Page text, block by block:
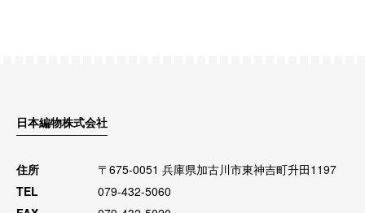
日本編物株式会社
住所
〒675-0051 兵庫県加古川市東神吉町升田1197
TEL
079-432-5060